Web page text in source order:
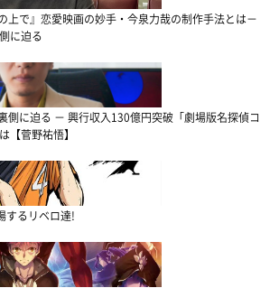
上で』恋愛映画の妙手・今泉力哉の制作手法とは－
に迫る
側に迫る － 興行収入130億円突破「劇場版名探偵コ
【菅野祐悟】
するリベロ達!